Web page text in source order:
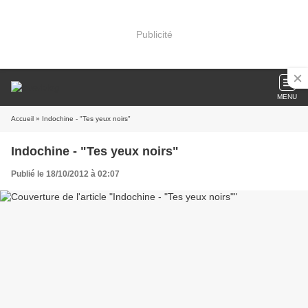
Publicité
MENU
Accueil » Indochine - "Tes yeux noirs"
Indochine - "Tes yeux noirs"
Publié le 18/10/2012 à 02:07